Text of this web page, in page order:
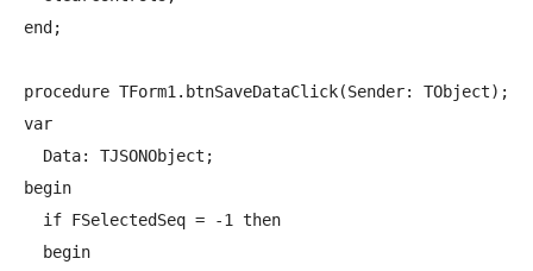
end;
procedure TForm1.btnSaveDataClick(Sender: TObject);
var
  Data: TJSONObject;
begin
  if FSelectedSeq = -1 then
  begin